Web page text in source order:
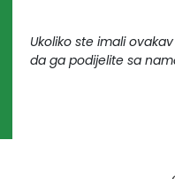
Ukoliko ste imali
da ga podijelite sa